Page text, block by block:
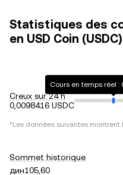
Statistiques des
en USD Coin (USDC)
Creux sur 24 h
0,0098416 USDC
Cours en temps réel :
*Les données suivantes
Sommet historique
дин105,60